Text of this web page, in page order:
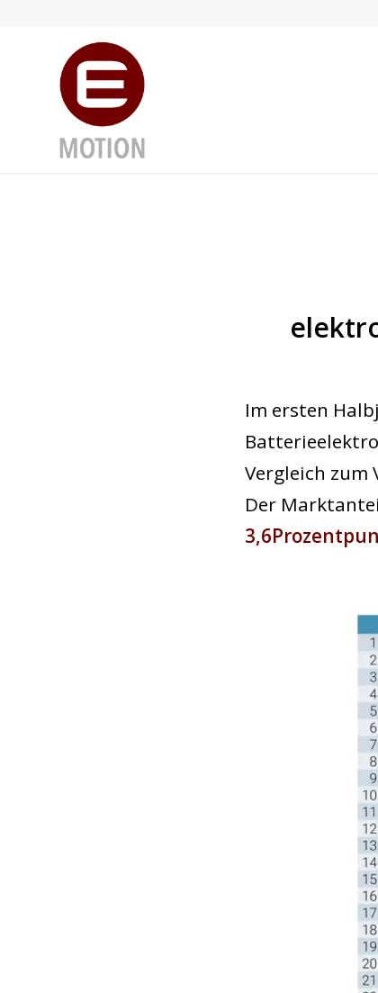
Im ersten
Vergleich
Der
3,6